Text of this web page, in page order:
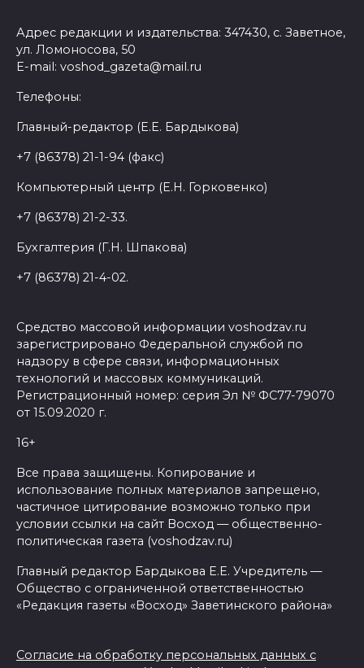
Адрес редакции и издательства: 347430, с. Заветное,
ул. Ломоносова, 50
E-mail: voshod_gazeta@mail.ru
Телефоны:
Главный-редактор (Е.Е. Бардыкова)
+7 (86378) 21-1-94 (факс)
Компьютерный центр (Е.Н. Горковенко)
+7 (86378) 21-2-33.
Бухгалтерия (Г.Н. Шпакова)
+7 (86378) 21-4-02.
Средство массовой информации voshodzav.ru
зарегистрировано Федеральной службой по
надзору в сфере связи, информационных
технологий и массовых коммуникаций.
Регистрационный номер: серия Эл № ФС77-79070
от 15.09.2020 г.
16+
Все права защищены. Копирование и
использование полных материалов запрещено,
частичное цитирование возможно только при
условии ссылки на сайт Восход — общественно-
политическая газета (voshodzav.ru)
Главный редактор Бардыкова Е.Е. Учредитель —
Общество с ограниченной ответственностью
«Редакция газеты «Восход» Заветинского района»
Согласие на обработку персональных данных с